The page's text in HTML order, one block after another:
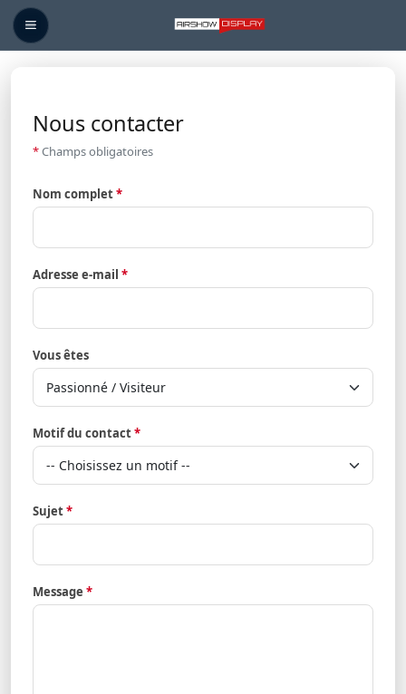
Nous contacter
Nous contacter
*Champs obligatoires
Nom complet*
Adresse e-mail *
Vous êtes
Motif du contact*
Sujet*
Message *